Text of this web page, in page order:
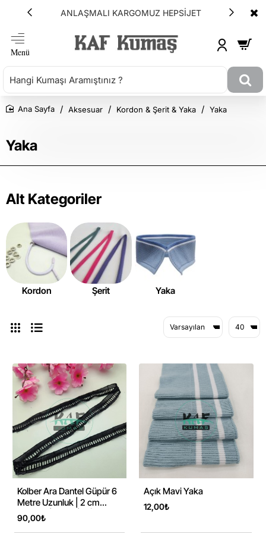
ANLAŞMALI KARGOMUZ HEPSİJET
Yaka
Aksesuar Kordon & Şerit & Yaka Yaka
Alt Kategoriler
Kordon Şerit Yaka
Kolber Ara Dantel Güpür 6
Metre Uzunluk | 2 cm
Genişlik | Siyah | El İşi &
Tekstil Süsleme Aksesuarı
90,00₺
Açık Mavi Yaka
12,00₺